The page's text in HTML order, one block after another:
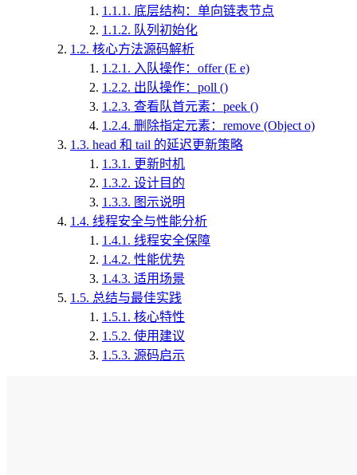
1.1.1. 底层结构：单向链表节点
1.1.2. 队列初始化
1.2. 核心方法源码解析
1.2.1. 入队操作：offer (E e)
1.2.2. 出队操作：poll ()
1.2.3. 查看队首元素：peek ()
1.2.4. 删除指定元素：remove (Object o)
1.3. head 和 tail 的延迟更新策略
1.3.1. 更新时机
1.3.2. 设计目的
1.3.3. 图示说明
1.4. 线程安全与性能分析
1.4.1. 线程安全保障
1.4.2. 性能优势
1.4.3. 适用场景
1.5. 总结与最佳实践
1.5.1. 核心特性
1.5.2. 使用建议
1.5.3. 源码启示